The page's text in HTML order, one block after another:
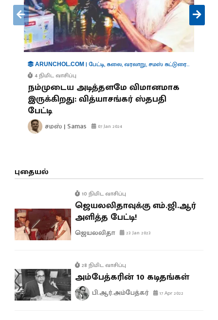
ARUNCHOL.COM |பேட்டி,கலை,வரலாறு,சமஸ் கட்டுரை,
4 நிமிட வாசிப்பு
நம்முடைய அடித்தளமே விமானமாக
இருக்கிறது: வித்யாசங்கர் ஸ்தபதி
பேட்டி
சமஸ் | Samas 07 Jan 2024
புதையல்
10 நிமிட வாசிப்பு
ஜெயலலிதாவுக்கு எம்.ஜி.ஆர்
அளித்த பேட்டி!
ஜெயலலிதா 23 Jan 2023
28 நிமிட வாசிப்பு
அம்பேத்கரின் 10 கடிதங்கள்
பி.ஆர்.அம்பேத்கர் 17 Apr 2022